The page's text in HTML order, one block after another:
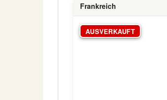
Frankreich
AUSVERKAUFT